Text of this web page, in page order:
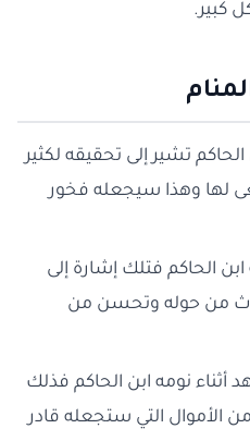
كبير.
الحاكم تشير إلى تحقيقه لكثير
لها وهذا سيجعله فخور
الحاكم فتلك إشارة إلى
من حوله وتحسن من
أثناء نومه ابن الحاكم فذلك
الأموال التي ستجعله قادر